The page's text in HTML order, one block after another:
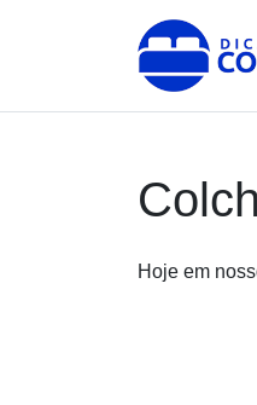
Dicas de
Site para
Hoje em